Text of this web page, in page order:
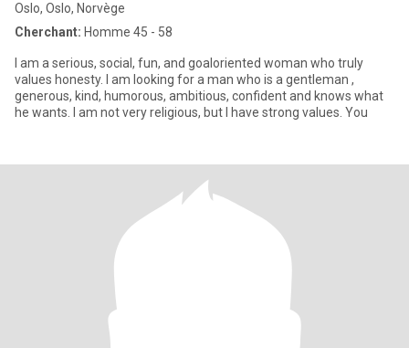
Oslo, Oslo, Norvège
Cherchant: Homme 45 - 58
I am a serious, social, fun, and goaloriented woman who truly
values honesty. I am looking for a man who is a gentleman ,
generous, kind, humorous, ambitious, confident and knows what
he wants. I am not very religious, but I have strong values. You